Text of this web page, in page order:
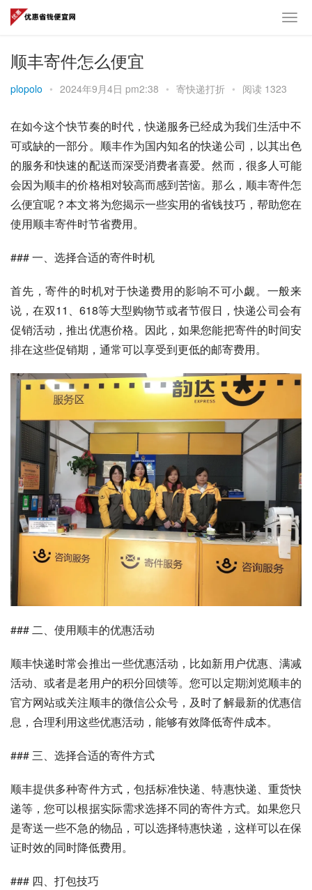
顺丰寄件怎么便宜
plopolo • 2024年9月4日 pm2:38 • 寄快递打折 • 阅读 1323
在如今这个快节奏的时代，快递服务已经成为我们生活中不
可或缺的一部分。顺丰作为国内知名的快递公司，以其出色
的服务和快速的配送而深受消费者喜爱。然而，很多人可能
会因为顺丰的价格相对较高而感到苦恼。那么，顺丰寄件怎
么便宜呢？本文将为您揭示一些实用的省钱技巧，帮助您在
使用顺丰寄件时节省费用。
### 一、选择合适的寄件时机
首先，寄件的时机对于快递费用的影响不可小觑。一般来
说，在双11、618等大型购物节或者节假日，快递公司会有
促销活动，推出优惠价格。因此，如果您能把寄件的时间安
排在这些促销期，通常可以享受到更低的邮寄费用。
### 二、使用顺丰的优惠活动
顺丰快递时常会推出一些优惠活动，比如新用户优惠、满减
活动、或者是老用户的积分回馈等。您可以定期浏览顺丰的
官方网站或关注顺丰的微信公众号，及时了解最新的优惠信
息，合理利用这些优惠活动，能够有效降低寄件成本。
### 三、选择合适的寄件方式
顺丰提供多种寄件方式，包括标准快递、特惠快递、重货快
递等，您可以根据实际需求选择不同的寄件方式。如果您只
是寄送一些不急的物品，可以选择特惠快递，这样可以在保
证时效的同时降低费用。
### 四、打包技巧